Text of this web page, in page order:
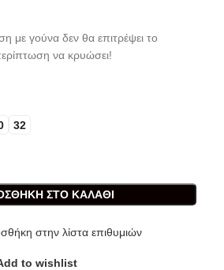
με γούνα δεν θα επιτρέψει το
να κρυώσει!
32
ΣΤΟ ΚΑΛΆΘΙ
στην λίστα επιθυμιών
to wishlist